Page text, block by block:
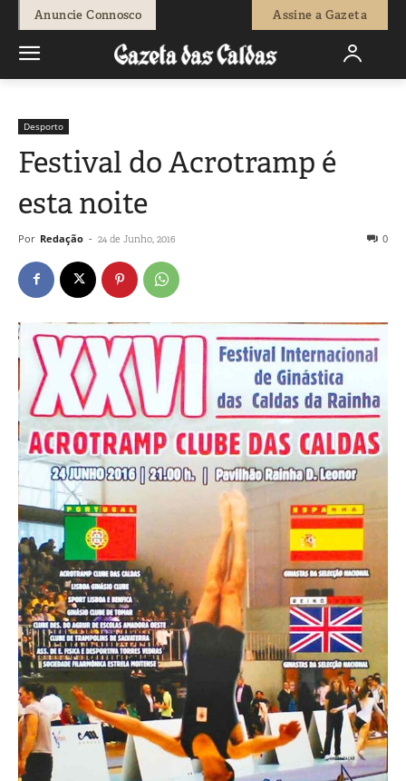
Anuncie Connosco Assine a Gazeta
Desporto
Festival do Acrotramp é
esta noite
Por Redação - 24 de Junho, 2016 0